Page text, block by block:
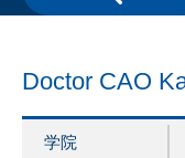
Doctor CAO
学院